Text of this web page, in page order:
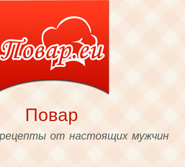
content
Повар
от настоящих мужчин